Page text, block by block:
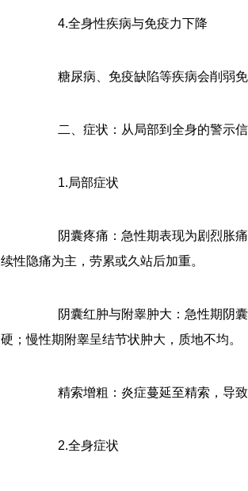
4.全身性疾病与免疫力下降
糖尿病、免疫缺陷等疾病会削弱免
二、症状：从局部到全身的警示
1.局部症状
阴囊疼痛：急性期表现为剧烈胀痛
续性隐痛为主，劳累或久站后加重。
阴囊红肿与附睾肿大：急性期阴囊
硬；慢性期附睾呈结节状肿大，质地不均。
精索增粗：炎症蔓延至精索，导致
2.全身症状